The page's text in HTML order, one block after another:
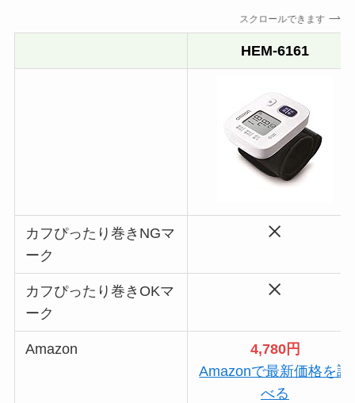
スクロールできます
HEM-6161
カフぴったり巻きNGマ
ーク
カフぴったり巻きOKマ
ーク
Amazon
4,780円
Amazonで最新価格を調
べる